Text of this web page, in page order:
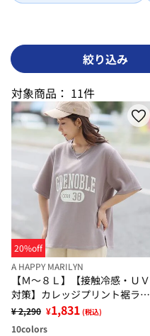
絞り込み
対象商品： 11件
20%off
A HAPPY MARILYN
【Ｍ～８Ｌ】【接触冷感・ＵＶ
対策】カレッジプリント裾ラウ
ンドＴシャツ
¥ 2,290 ¥1,831 (税込)
10colors